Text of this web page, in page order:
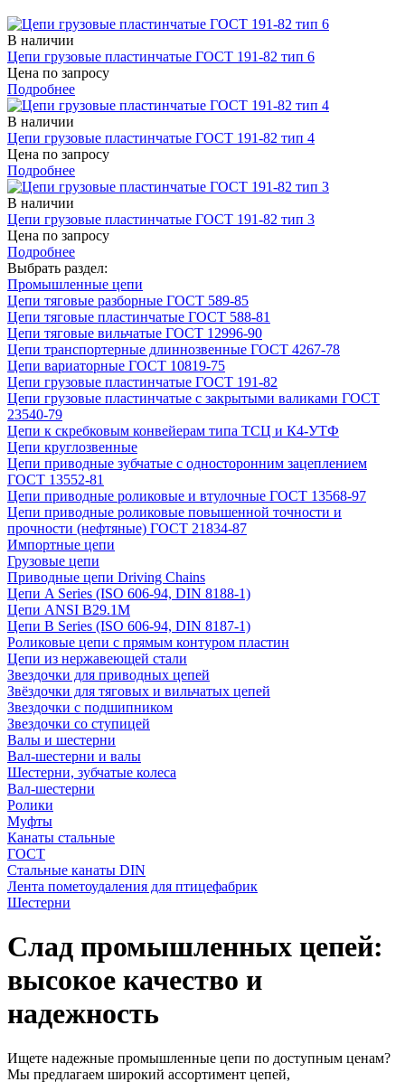
В наличии
Цепи грузовые пластинчатые ГОСТ 191-82 тип 6
Цена по запросу
Подробнее
В наличии
Цепи грузовые пластинчатые ГОСТ 191-82 тип 4
Цена по запросу
Подробнее
В наличии
Цепи грузовые пластинчатые ГОСТ 191-82 тип 3
Цена по запросу
Подробнее
Выбрать раздел:
Промышленные цепи
Цепи тяговые разборные ГОСТ 589-85
Цепи тяговые пластинчатые ГОСТ 588-81
Цепи тяговые вильчатые ГОСТ 12996-90
Цепи транспортерные длиннозвенные ГОСТ 4267-78
Цепи вариаторные ГОСТ 10819-75
Цепи грузовые пластинчатые ГОСТ 191-82
Цепи грузовые пластинчатые с закрытыми валиками ГОСТ
23540-79
Цепи к скребковым конвейерам типа ТСЦ и К4-УТФ
Цепи круглозвенные
Цепи приводные зубчатые с односторонним зацеплением
ГОСТ 13552-81
Цепи приводные роликовые и втулочные ГОСТ 13568-97
Цепи приводные роликовые повышенной точности и
прочности (нефтяные) ГОСТ 21834-87
Импортные цепи
Грузовые цепи
Приводные цепи Driving Chains
Цепи A Series (ISO 606-94, DIN 8188-1)
Цепи ANSI B29.1M
Цепи B Series (ISO 606-94, DIN 8187-1)
Роликовые цепи с прямым контуром пластин
Цепи из нержавеющей стали
Звездочки для приводных цепей
Звёздочки для тяговых и вильчатых цепей
Звездочки с подшипником
Звездочки со ступицей
Валы и шестерни
Вал-шестерни и валы
Шестерни, зубчатые колеса
Вал-шестерни
Ролики
Муфты
Канаты стальные
ГОСТ
Стальные канаты DIN
Лента пометоудаления для птицефабрик
Шестерни
Слад промышленных цепей:
высокое качество и
надежность
Ищете надежные промышленные цепи по доступным ценам?
Мы предлагаем широкий ассортимент цепей,